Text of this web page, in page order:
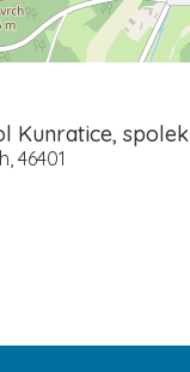
Kunratice, spolek
46401